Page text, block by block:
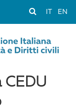
EN
CEDU